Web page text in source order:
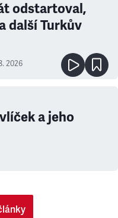
odstartoval,
další Turkův
2026
a jeho